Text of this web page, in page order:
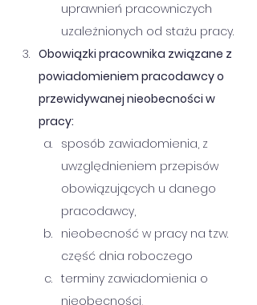
uprawnień pracowniczych
uzależnionych od stażu pracy.
Obowiązki pracownika związane z
powiadomieniem pracodawcy o
przewidywanej nieobecności w
pracy:
sposób zawiadomienia, z
uwzględnieniem przepisów
obowiązujących u danego
pracodawcy,
nieobecność w pracy na tzw.
część dnia roboczego
terminy zawiadomienia o
nieobecności,